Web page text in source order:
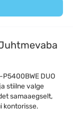
DUO
stiilne valge
samaaegselt,
kontorisse.